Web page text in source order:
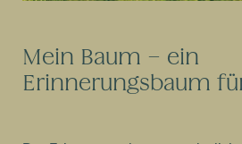
Mein Baum – ein
Erinnerungsbaum